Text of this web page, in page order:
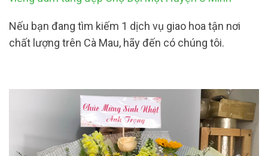
Nếu bạn đang tìm kiếm 1 dịch vụ giao hoa tận nơi
chất lượng trên Cà Mau, hãy đến có chúng tôi.